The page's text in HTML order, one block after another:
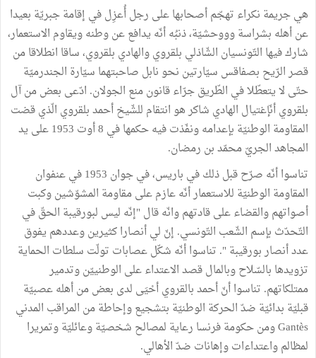
هي جريمة نكراء تهجّم أصحابها على رجل ﺃُعزِل في إقامة جبريّة بعيدا
عن ﺃهله بشراسة وووحشيّة، ذنبُه ﺃنّه يدافع عن وطنه ويقاوم الاستعمار،
شارك فيها التّونسيان الشّاذلي بلقروي والهادي بلقروي، ساقا انطلاقا من
قصر الرّيح بصفاقس سيّارتين نحو نابل صاحبتهما سيّارة الجندرميّة
حتّى لا يتعطّلا في الطّريق جرّاء قانون منع الجولان. ادّعى بعض من ﺁل
بلقروي ﺃنّإغتيال الهادي شاكر هو انتقام للشّيخ أحمد بلقروي الّذي قضت
المقاومة الوطنيّة بإعدامه ونفّذت فيه حكمها في 8 ﺃوت 1953 على يد
المجاهد الجريّ محمّد بن رمضان.
تناسوا ﺃنّه صرّح قبل ذلك في باريس، في جوان 1953 في عنفوان
المقاومة الوطنيّة للاستعمار ﺃنّه عازم على مقاومة المشوّشين وكبت
أصواتهم والقضاء على قادتهم وانّه قال "إنّه ليس لبورقيبة الحقّ في
التّحدّث بإسم الشّعب التّونسي. إنّ لي ﺃنصارا كثيرين وعددهم يفوق
عدد ﺃنصار بورقيبة ". تناسوا أنّه شكّل عصابات تولّت سلطات الحماية
تزويدها بالسّلاح وبالمال قصد الاعتداء على الوطنييّن وتدمير
ممتلكاتهم. تناسوا ﺃنّ أحمد بالقروي ﺃحْيَى لدى بعض من ﺃهله عصبيّة
قبليّة بدائيّة ضدّ الحركة الوطنيّة بتشجيع وإحاطة من المراقب المدني
Gantès ومن حكومة فرنسا رعاية لمصالح شخصيّة وعائليّة وتمريرا
لمظالم واعتداءات وإهانات ضدّ الأهالي.